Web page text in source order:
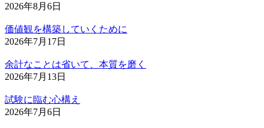
2026年8月6日
価値観を構築していくために
2026年7月17日
余計なことは省いて、本質を磨く
2026年7月13日
試験に臨む心構え
2026年7月6日